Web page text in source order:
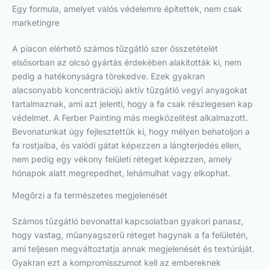
Egy formula, amelyet valós védelemre építettek, nem csak
marketingre
A piacon elérhető számos tűzgátló szer összetételét
elsősorban az olcsó gyártás érdekében alakították ki, nem
pedig a hatékonyságra törekedve. Ezek gyakran
alacsonyabb koncentrációjú aktív tűzgátló vegyi anyagokat
tartalmaznak, ami azt jelenti, hogy a fa csak részlegesen kap
védelmet. A Ferber Painting más megközelítést alkalmazott.
Bevonatunkat úgy fejlesztettük ki, hogy mélyen behatoljon a
fa rostjaiba, és valódi gátat képezzen a lángterjedés ellen,
nem pedig egy vékony felületi réteget képezzen, amely
hónapok alatt megrepedhet, lehámulhat vagy elkophat.
Megőrzi a fa természetes megjelenését
Számos tűzgátló bevonattal kapcsolatban gyakori panasz,
hogy vastag, műanyagszerű réteget hagynak a fa felületén,
ami teljesen megváltoztatja annak megjelenését és textúráját.
Gyakran ezt a kompromisszumot kell az embereknek